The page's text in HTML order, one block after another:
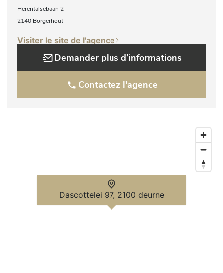
Herentalsebaan 2
2140 Borgerhout
Visiter le site de l'agence
Demander plus d’informations
Contactez l'agence
Dascottelei 97, 2100 deurne